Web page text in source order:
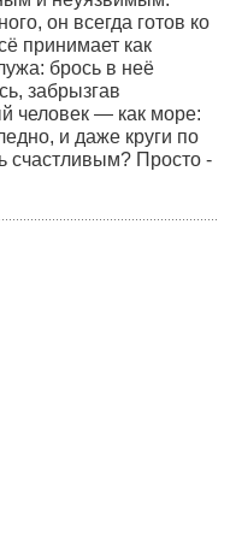
он всегда готов ко
принимает как
брось в неё
забрызгав
человек — как море:
и даже круги по
счастливым? Просто -